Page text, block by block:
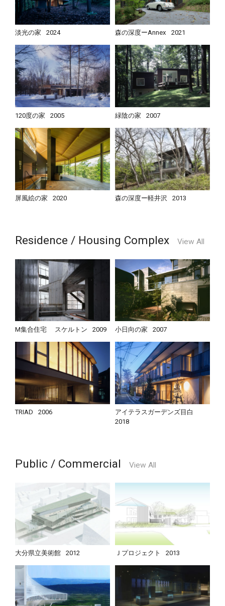
淡光の家 2024 森の深度ーAnnex 2021
120度の家 2005 緑陰の家 2007
屏風絵の家 2020 森の深度ー軽井沢 2013
Residence / Housing Complex View All
M集合住宅 スケルトン 2009 小日向の家 2007
TRIAD 2006
アイテラスガーデンズ目白
2018
Public / Commercial View All
大分県立美術館 2012 Ｊプロジェクト 2013